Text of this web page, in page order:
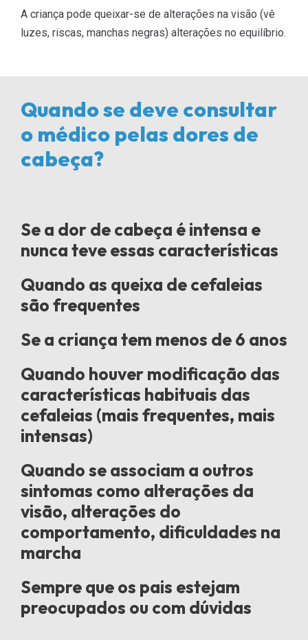
A criança pode queixar-se de alterações na visão (vê
luzes, riscas, manchas negras) alterações no equilí­brio.
Quando se deve consultar
o médico pelas dores de
cabeça?
Se a dor de cabeça é intensa e
nunca teve essas caracterí­sticas
Quando as queixa de cefaleias
são frequentes
Se a criança tem menos de 6 anos
Quando houver modificação das
características habituais das
cefaleias (mais frequentes, mais
intensas)
Quando se associam a outros
sintomas como alterações da
visão, alterações do
comportamento, dificuldades na
marcha
Sempre que os pais estejam
preocupados ou com dúvidas